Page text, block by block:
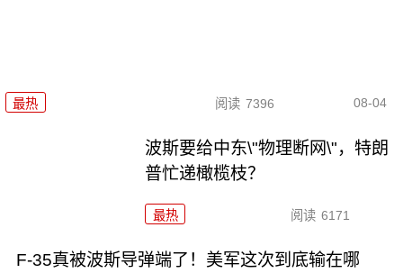
最热 阅读 7396 08-04
波斯要给中东\"物理断网\"，特朗
普忙递橄榄枝？
最热 阅读 6171
F-35真被波斯导弹端了！美军这次到底输在哪